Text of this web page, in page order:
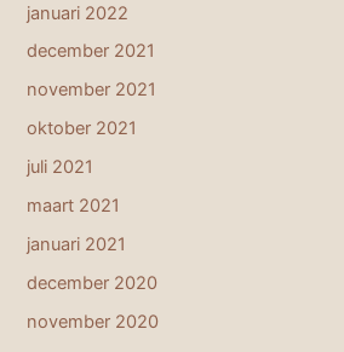
januari 2022
december 2021
november 2021
oktober 2021
juli 2021
maart 2021
januari 2021
december 2020
november 2020